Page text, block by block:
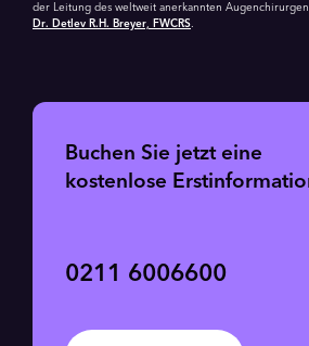
der Leitung des weltweit anerkannten
Dr. Detlev R.H. Breyer, FWCRS.
Buchen Sie jetzt eine
kostenlose
0211 6006600